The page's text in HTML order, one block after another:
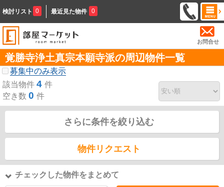
検討リスト 0 最近見た物件 0
お問合せ
覚勝寺浄土真宗本願寺派の周辺物件一覧
募集中のみ表示
該当物件 4 件
空き数 0 件
さらに条件を絞り込む
物件リクエスト
チェックした物件をまとめて